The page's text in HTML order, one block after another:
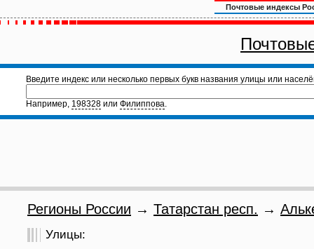
Почтовые индексы
Введите индекс или несколько первых букв названия улицы или
Например, 198328 или Филиппова.
Регионы России → Татарстан респ. →
Улицы: